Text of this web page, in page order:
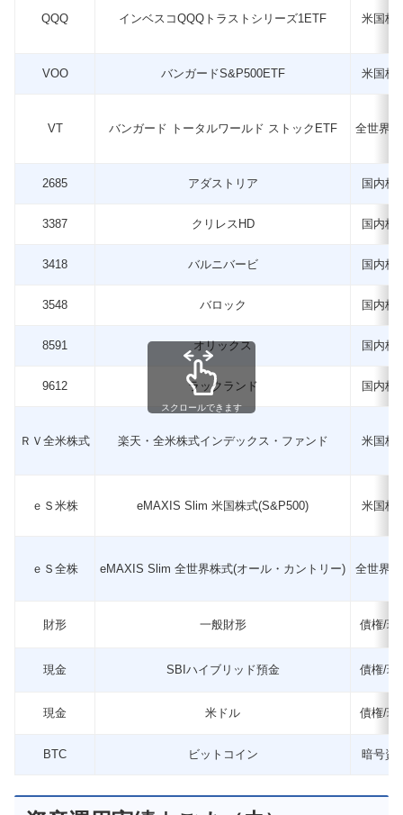
QQQ インベスコQQQトラストシリーズ1ETF 米国株
VOO バンガードS&P500ETF 米国株
VT バンガード トータルワールド ストックETF 全世界
2685 アダストリア 国内株
3387 クリレスHD 国内株
3418 バルニバービ 国内株
3548 バロック 国内株
8591 オリックス 国内株
9612 ラックランド 国内株
ＲＶ全米株式 楽天・全米株式インデックス・ファンド 米国株
ｅＳ米株 eMAXIS Slim 米国株式(S&P500) 米国株
ｅＳ全株 eMAXIS Slim 全世界株式(オール・カントリー) 全世界
財形 一般財形 債権/現
現金 SBIハイブリッド預金 債権/現
現金 米ドル 債権/現
BTC ビットコイン 暗号資
スクロールできます